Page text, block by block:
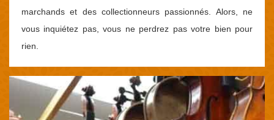
marchands et des collectionneurs passionnés. Alors, ne
vous inquiétez pas, vous ne perdrez pas votre bien pour
rien.